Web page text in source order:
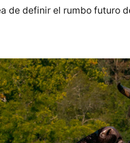
de definir el rumbo futuro